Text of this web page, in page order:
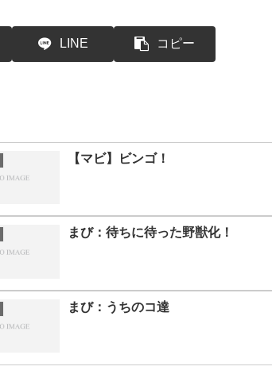
LINE コピー
【マビ】ビンゴ！
まび：待ちに待った野獣化！
まび：うちのコ達